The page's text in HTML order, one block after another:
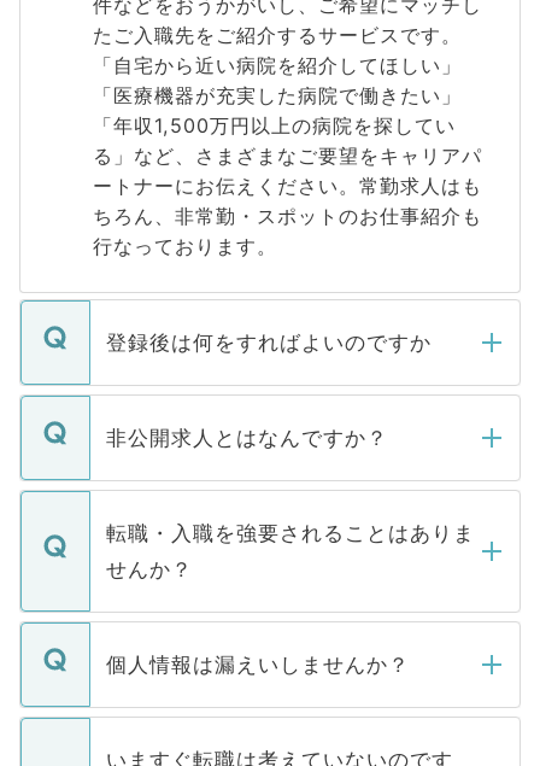
件などをおうかがいし、ご希望にマッチし
たご入職先をご紹介するサービスです。
「自宅から近い病院を紹介してほしい」
「医療機器が充実した病院で働きたい」
「年収1,500万円以上の病院を探してい
る」など、さまざまなご要望をキャリアパ
ートナーにお伝えください。常勤求人はも
ちろん、非常勤・スポットのお仕事紹介も
行なっております。
登録後は何をすればよいのですか
ご登録いただきましたら、弊社担当者がご
登録内容を確認し、その後メールもしくは
ます。通常、5営業日以内にはご連絡をせて
いただきますので、しばらくお待ちくださ
非公開求人とはなんですか？
マイナビDOCTORで取り扱っている求人の
うち約3割は、Webサイトからご覧いただ
けない「非公開求人」です。非公開求人は
下記の理由によって、一般には公開してい
ません。
■応募殺到を避けるため 人気のある医療機
関を公にしてしまうと、応募が殺到する場
転職・入職を強要されることはありま
せんか？
転職・入職を強要することは一切ありませ
ん。また、仮に応募先から内定をいただい
定を承諾する必要はありません。内定先へ
の辞退の連絡はキャリアパートナーが行い
個人情報は漏えいしませんか？
個人情報が漏えいすることはありませんの
で、ご安心ください。当サイトからの登録
いますぐ転職は考えていないのです